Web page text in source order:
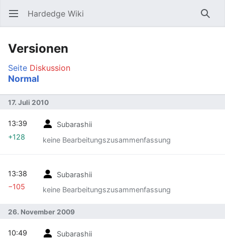
Hauptmenü öffnen Hardedge Wiki
Versionen
Seite Diskussion
Normal
17. Juli 2010
Subarashii
keine Bearbeitungszusammenfassung
13:39
+128
Subarashii
keine Bearbeitungszusammenfassung
13:38
−105
26. November 2009
Subarashii
10:49